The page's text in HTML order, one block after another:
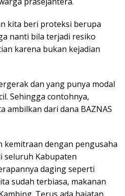
kita beri proteksi berupa
nanti bila terjadi resiko
karena bukan kejadian
dan yang punya modal
Sehingga contohnya,
dari dana BAZNAS
kemitraan dengan pengusaha
seluruh Kabupaten
daging seperti
sudah terbiasa, makanan